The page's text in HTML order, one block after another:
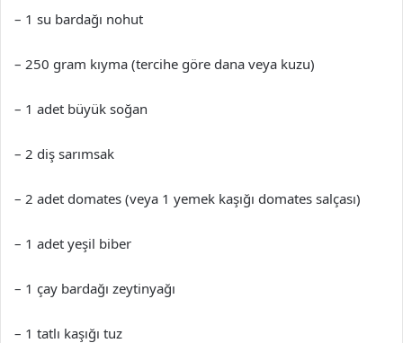
– 1 su bardağı nohut
– 250 gram kıyma (tercihe göre dana veya kuzu)
– 1 adet büyük soğan
– 2 diş sarımsak
– 2 adet domates (veya 1 yemek kaşığı domates salçası)
– 1 adet yeşil biber
– 1 çay bardağı zeytinyağı
– 1 tatlı kaşığı tuz